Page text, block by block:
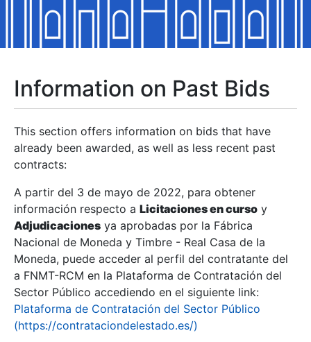
Show/Hide
Show/Hide
Show/Hide
Show/Hide
Information on Past Bids
This section offers information on bids that have
already been awarded, as well as less recent past
contracts:
A partir del 3 de mayo de 2022, para obtener
información respecto a Licitaciones en curso y
Adjudicaciones ya aprobadas por la Fábrica
Nacional de Moneda y Timbre - Real Casa de la
Moneda, puede acceder al perfil del contratante del
a FNMT-RCM en la Plataforma de Contratación del
Sector Público accediendo en el siguiente link:
Plataforma de Contratación del Sector Público
(https://contrataciondelestado.es/)